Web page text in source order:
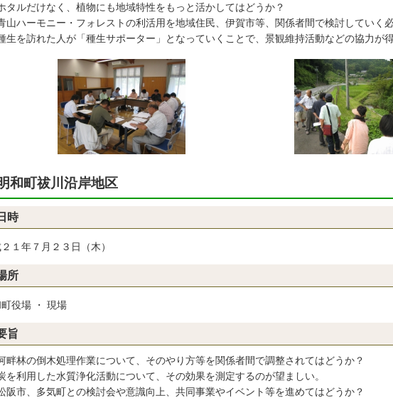
タルだけなく、植物にも地域特性をもっと活かしてはどうか？
山ハーモニー・フォレストの利活用を地域住民、伊賀市等、関係者間で検討していく必
生を訪れた人が「種生サポーター」となっていくことで、景観維持活動などの協力が
和町祓川沿岸地区
時
１年７月２３日（木）
所
役場 ・ 現場
旨
畔林の倒木処理作業について、そのやり方等を関係者間で調整されてはどうか？
を利用した水質浄化活動について、その効果を測定するのが望ましい。
阪市、多気町との検討会や意識向上、共同事業やイベント等を進めてはどうか？